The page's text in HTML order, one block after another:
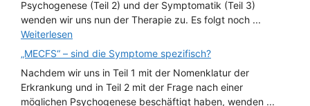
Psychogenese (Teil 2) und der Symptomatik (Teil 3)
wenden wir uns nun der Therapie zu. Es folgt noch ...
Weiterlesen
„MECFS“ – sind die Symptome spezifisch?
Nachdem wir uns in Teil 1 mit der Nomenklatur der
Erkrankung und in Teil 2 mit der Frage nach einer
möglichen Psychogenese beschäftigt haben, wenden ...